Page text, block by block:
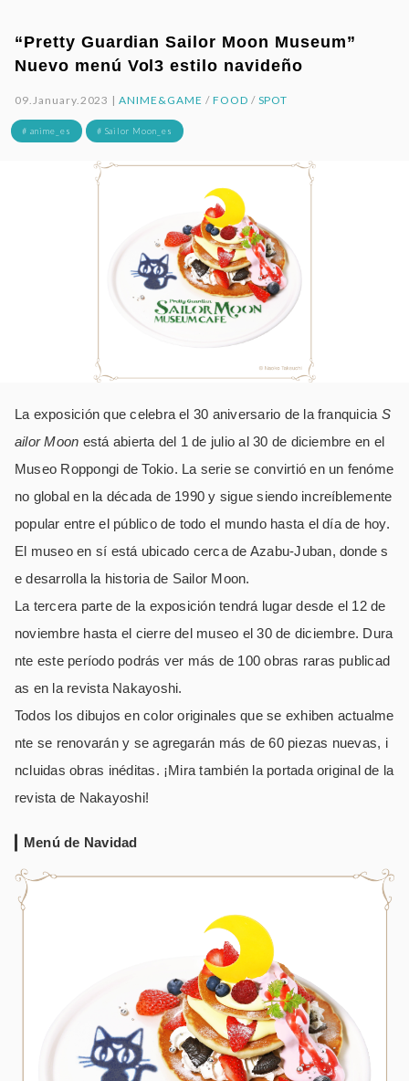
“Pretty Guardian Sailor Moon Museum”
Nuevo menú Vol3 estilo navideño
09.January.2023 |ANIME&GAME / FOOD / SPOT
# anime_es # Sailor Moon_es
La exposición que celebra el 30 aniversario de la franquicia S
ailor Moon está abierta del 1 de julio al 30 de diciembre en el
Museo Roppongi de Tokio. La serie se convirtió en un fenóme
no global en la década de 1990 y sigue siendo increíblemente
popular entre el público de todo el mundo hasta el día de hoy.
El museo en sí está ubicado cerca de Azabu-Juban, donde s
e desarrolla la historia de Sailor Moon.
La tercera parte de la exposición tendrá lugar desde el 12 de
noviembre hasta el cierre del museo el 30 de diciembre. Dura
nte este período podrás ver más de 100 obras raras publicad
as en la revista Nakayoshi.
Todos los dibujos en color originales que se exhiben actualme
nte se renovarán y se agregarán más de 60 piezas nuevas, i
ncluidas obras inéditas. ¡Mira también la portada original de la
revista de Nakayoshi!
Menú de Navidad